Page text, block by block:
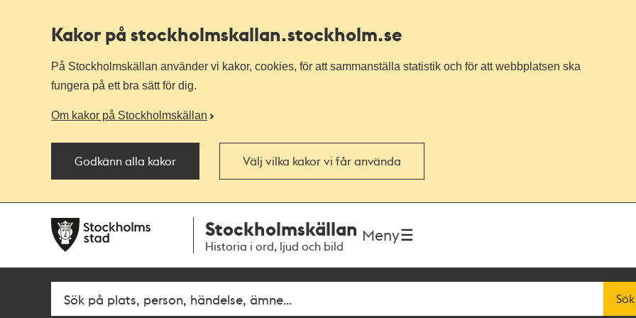
Kakor på stockholmskallan.stockholm.se
På Stockholmskällan använder vi kakor, cookies, för att sammanställa statistik och för att webbplatsen ska
fungera på ett bra sätt för dig.
Om kakor på Stockholmskällan
Godkänn alla kakor Välj vilka kakor vi får använda
navigationen
huvudinnehållet
Stockholmskällan
Historia i ord, ljud och bild
Meny
Fritextsök Sök